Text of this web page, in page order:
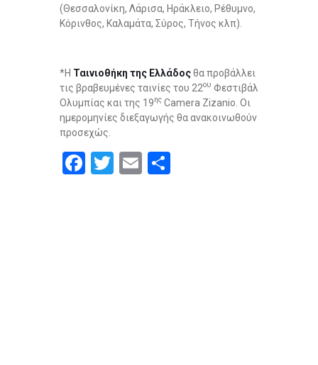
(Θεσσαλονίκη, Λάρισα, Ηράκλειο, Ρέθυμνο,
Κόρινθος, Καλαμάτα, Σύρος, Τήνος κλπ).
*Η Ταινιοθήκη της Ελλάδοςθα προβάλλει
τις βραβευμένες ταινίες του 22ου Φεστιβάλ
Ολυμπίας και της 19ης Camera Zizanio. Οι
ημερομηνίες διεξαγωγής θα ανακοινωθούν
προσεχώς.
F
T
E